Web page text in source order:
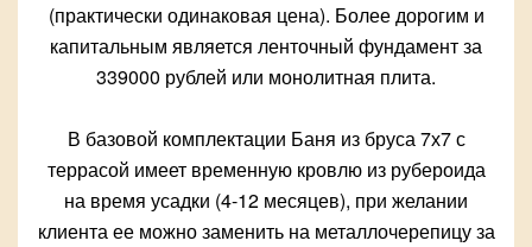
(практически одинаковая цена). Более дорогим и
капитальным является ленточный фундамент за
339000 рублей или монолитная плита.
В базовой комплектации Баня из бруса 7х7 с
террасой имеет временную кровлю из рубероида
на время усадки (4-12 месяцев), при желании
клиента ее можно заменить на металлочерепицу за